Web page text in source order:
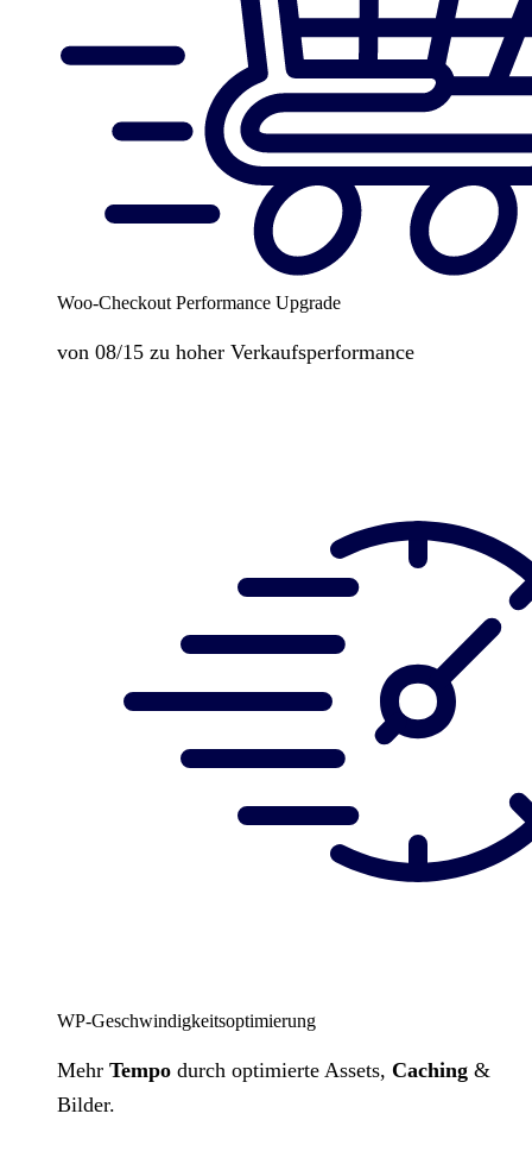
Woo-Checkout Performance Upgrade
von 08/15 zu hoher Verkaufsperformance
WP-Geschwindigkeitsoptimierung
Mehr Tempo durch optimierte Assets, Caching &
Bilder.